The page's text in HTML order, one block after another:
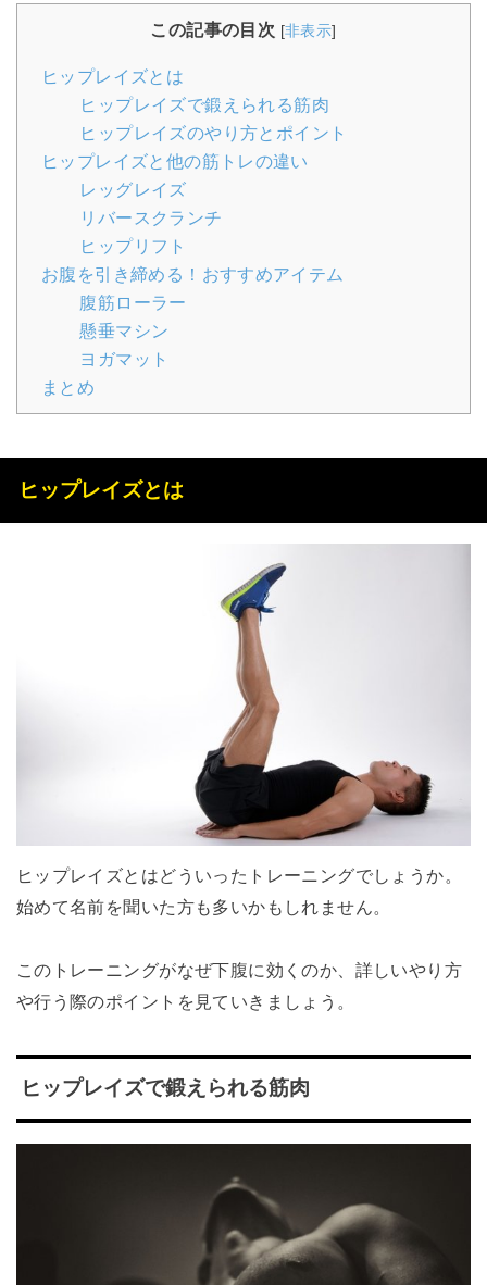
この記事の目次 [非表示]
ヒップレイズとは
ヒップレイズで鍛えられる筋肉
ヒップレイズのやり方とポイント
ヒップレイズと他の筋トレの違い
レッグレイズ
リバースクランチ
ヒップリフト
お腹を引き締める！おすすめアイテム
腹筋ローラー
懸垂マシン
ヨガマット
まとめ
ヒップレイズとは
ヒップレイズとはどういったトレーニングでしょうか。
始めて名前を聞いた方も多いかもしれません。
このトレーニングがなぜ下腹に効くのか、詳しいやり方
や行う際のポイントを見ていきましょう。
ヒップレイズで鍛えられる筋肉